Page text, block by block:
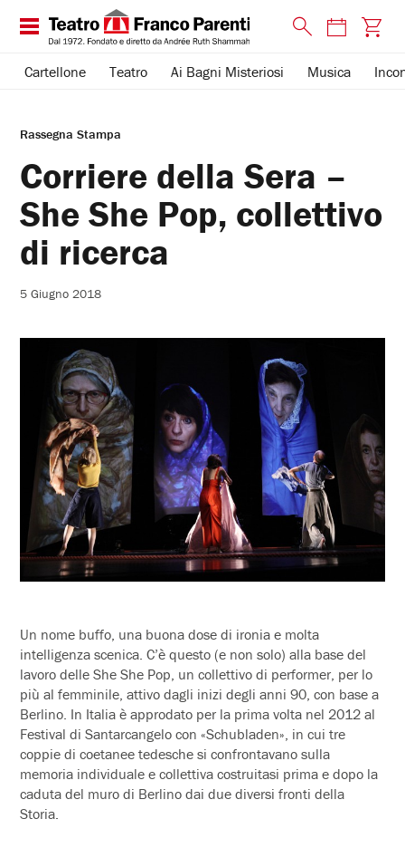
Cartellone Teatro Ai Bagni Misteriosi Musica
Rassegna Stampa
Corriere della Sera –
She She Pop, collettivo
di ricerca
5 Giugno 2018
Un nome buffo, una buona dose di ironia e molta
intelligenza scenica. C’è questo (e non solo) alla base del
lavoro delle She She Pop, un collettivo di performer, per lo
più al femminile, attivo dagli inizi degli anni 90, con base a
Berlino. In Italia è approdato per la prima volta nel 2012 al
Festival di Santarcangelo con «Schubladen», in cui tre
coppie di coetanee tedesche si confrontavano sulla
memoria individuale e collettiva costruitasi prima e dopo la
caduta del muro di Berlino dai due diversi fronti della
Storia.